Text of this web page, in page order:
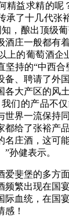
精益求精的呢
承了十几代张
，酿出顶级
酒庄一般都有
上的葡萄酒企
坚持的“中西
备、聘请了外
各大产区的风
们的产品不
世界一流保持
都给了张裕产
名庄酒，这可
孙健表示。
爱斐堡的多方
频繁出现在国
际血统，在国
感！